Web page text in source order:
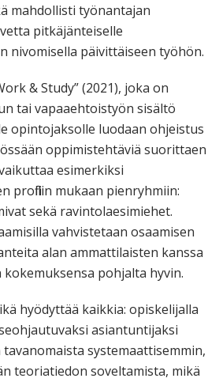
mahdollisti työnantajan
pitkäjänteiselle
nivomisella päivittäiseen työhön.
& Study” (2021), joka on
tai vapaaehtoistyön sisältö
opintojaksolle luodaan ohjeistus
oppimistehtäviä suorittaen
esimerkiksi
profiilin mukaan pienryhmiin:
sekä ravintolaesimiehet.
vahvistetaan osaamisen
alan ammattilaisten kanssa
pohjalta hyvin.
hyödyttää kaikkia: opiskelijalla
asiantuntijaksi
systemaattisemmin,
teoriatiedon soveltamista, mikä